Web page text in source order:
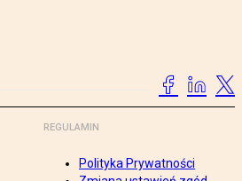
REGULAMIN
Polityka Prywatności